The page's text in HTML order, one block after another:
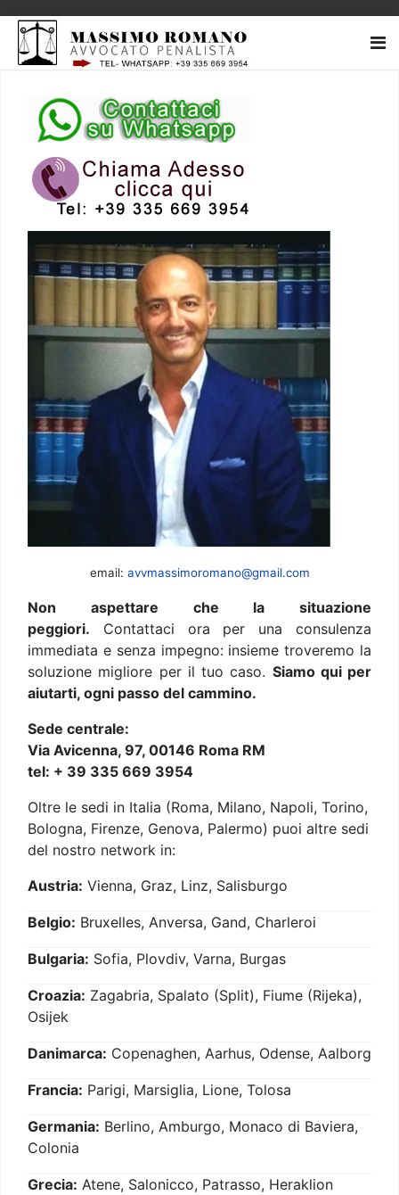
email: avvmassimoromano@gmail.com
Non aspettare che la situazione
peggiori. Contattaci ora per una consulenza
immediata e senza impegno: insieme troveremo la
soluzione migliore per il tuo caso. Siamo qui per
aiutarti, ogni passo del cammino.
Sede centrale:
Via Avicenna, 97, 00146 Roma RM
tel: + 39 335 669 3954
Oltre le sedi in Italia (Roma, Milano, Napoli, Torino,
Bologna, Firenze, Genova, Palermo) puoi altre sedi
del nostro network in:
Austria: Vienna, Graz, Linz, Salisburgo
Belgio: Bruxelles, Anversa, Gand, Charleroi
Bulgaria: Sofia, Plovdiv, Varna, Burgas
Croazia: Zagabria, Spalato (Split), Fiume (Rijeka),
Osijek
Danimarca: Copenaghen, Aarhus, Odense, Aalborg
Francia: Parigi, Marsiglia, Lione, Tolosa
Germania: Berlino, Amburgo, Monaco di Baviera,
Colonia
Grecia: Atene, Salonicco, Patrasso, Heraklion